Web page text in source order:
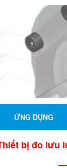
ỨNG DỤNG
bị đo